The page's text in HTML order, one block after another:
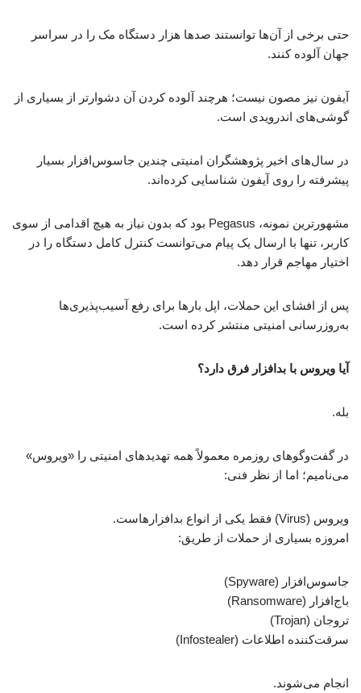
حتی برخی از آن‌ها توانستند صدها هزار دستگاه مک را در سراسر
جهان آلوده کنند.
آیفون نیز مصون نیست؛ هرچند آلوده کردن آن دشوارتر از بسیاری از
گوشی‌های اندرویدی است.
در سال‌های اخیر پژوهشگران امنیتی چندین جاسوس‌افزار بسیار
پیشرفته را روی آیفون شناسایی کرده‌اند.
مشهورترین نمونه، Pegasus بود که بدون نیاز به هیچ اقدامی از سوی
کاربر، تنها با ارسال یک پیام می‌توانست کنترل کامل دستگاه را در
اختیار مهاجم قرار دهد.
پس از افشای این حملات، اپل بارها برای رفع آسیب‌پذیری‌ها
به‌روزرسانی امنیتی منتشر کرده است.
آیا ویروس با بدافزار فرق دارد؟
بله.
در گفت‌وگوهای روزمره معمولاً همه تهدیدهای امنیتی را «ویروس»
می‌نامیم؛ اما از نظر فنی:
ویروس (Virus) فقط یکی از انواع بدافزارهاست.
امروزه بسیاری از حملات از طریق:
جاسوس‌افزار (Spyware)
باج‌افزار (Ransomware)
تروجان (Trojan)
سرقت‌کننده اطلاعات (Infostealer)
انجام می‌شوند.